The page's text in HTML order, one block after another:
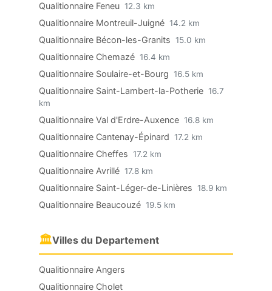
Qualitionnaire Feneu 12.3 km
Qualitionnaire Montreuil-Juigné 14.2 km
Qualitionnaire Bécon-les-Granits 15.0 km
Qualitionnaire Chemazé 16.4 km
Qualitionnaire Soulaire-et-Bourg 16.5 km
Qualitionnaire Saint-Lambert-la-Potherie 16.7
km
Qualitionnaire Val d'Erdre-Auxence 16.8 km
Qualitionnaire Cantenay-Épinard 17.2 km
Qualitionnaire Cheffes 17.2 km
Qualitionnaire Avrillé 17.8 km
Qualitionnaire Saint-Léger-de-Linières 18.9 km
Qualitionnaire Beaucouzé 19.5 km
🏛Villes du Departement
Qualitionnaire Angers
Qualitionnaire Cholet